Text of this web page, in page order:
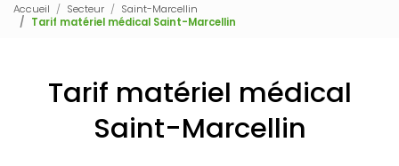
Accueil Secteur
Saint-Marcellin
Tarif matériel médical Saint-Marcellin
Tarif matériel médical
Saint-Marcellin